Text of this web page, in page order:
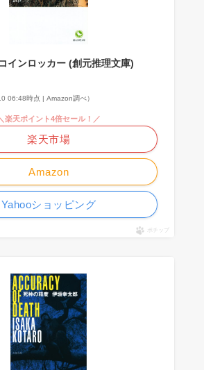
インロッカー (創元推理文庫)
06:48時点 | Amazon調べ）
Amazon
楽天ポイント4倍セール！／
楽天市場
Yahooショッピング
ポチップ